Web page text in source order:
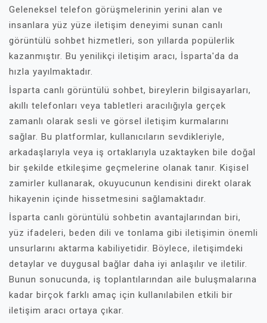
Geleneksel telefon görüşmelerinin yerini alan ve
insanlara yüz yüze iletişim deneyimi sunan canlı
görüntülü sohbet hizmetleri, son yıllarda popülerlik
kazanmıştır. Bu yenilikçi iletişim aracı, İsparta'da da
hızla yayılmaktadır.
İsparta canlı görüntülü sohbet, bireylerin bilgisayarları,
akıllı telefonları veya tabletleri aracılığıyla gerçek
zamanlı olarak sesli ve görsel iletişim kurmalarını
sağlar. Bu platformlar, kullanıcıların sevdikleriyle,
arkadaşlarıyla veya iş ortaklarıyla uzaktayken bile doğal
bir şekilde etkileşime geçmelerine olanak tanır. Kişisel
zamirler kullanarak, okuyucunun kendisini direkt olarak
hikayenin içinde hissetmesini sağlamaktadır.
İsparta canlı görüntülü sohbetin avantajlarından biri,
yüz ifadeleri, beden dili ve tonlama gibi iletişimin önemli
unsurlarını aktarma kabiliyetidir. Böylece, iletişimdeki
detaylar ve duygusal bağlar daha iyi anlaşılır ve iletilir.
Bunun sonucunda, iş toplantılarından aile buluşmalarına
kadar birçok farklı amaç için kullanılabilen etkili bir
iletişim aracı ortaya çıkar.